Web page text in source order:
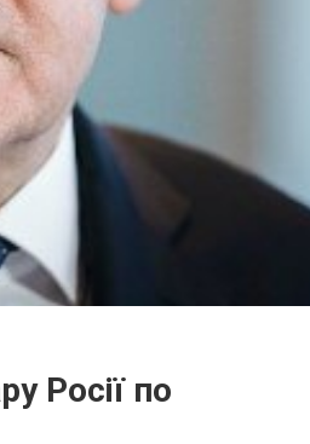
Росії по